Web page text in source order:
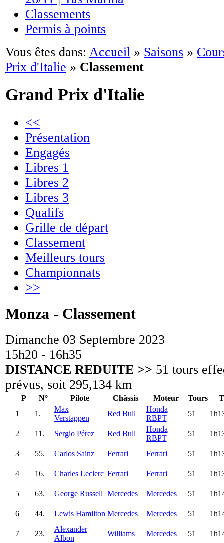
Classements
Permis à points
Vous êtes dans: Accueil » Saisons »
Prix d'Italie » Classement
Grand Prix d'Italie
<<
Présentation
Engagés
Libres 1
Libres 2
Libres 3
Qualifs
Grille de départ
Classement
Meilleurs tours
Championnats
>>
Monza - Classement
Dimanche 03 Septembre 2023
15h20 - 16h35
DISTANCE REDUITE >> 51 tours
prévus, soit 295,134 km
P N° Pilote Châssis Moteur Tours
1
1.
Max
Verstappen
Red Bull
Honda
RBPT
51
2 11. Sergio Pérez Red Bull
Honda
RBPT
51
3 55. Carlos Sainz Ferrari Ferrari 51
4 16. Charles Leclerc Ferrari Ferrari 51
5 63. George Russell Mercedes Mercedes 51
6 44. Lewis Hamilton Mercedes Mercedes 51
7 23.
Alexander
Albon
Williams Mercedes 51